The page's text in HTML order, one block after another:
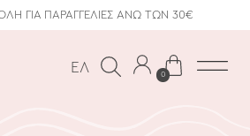
ΓΙΑ ΠΑΡΑΓΓΕΛΙΕΣ ΑΝΩ ΤΩΝ 30€
ΕΛ 0